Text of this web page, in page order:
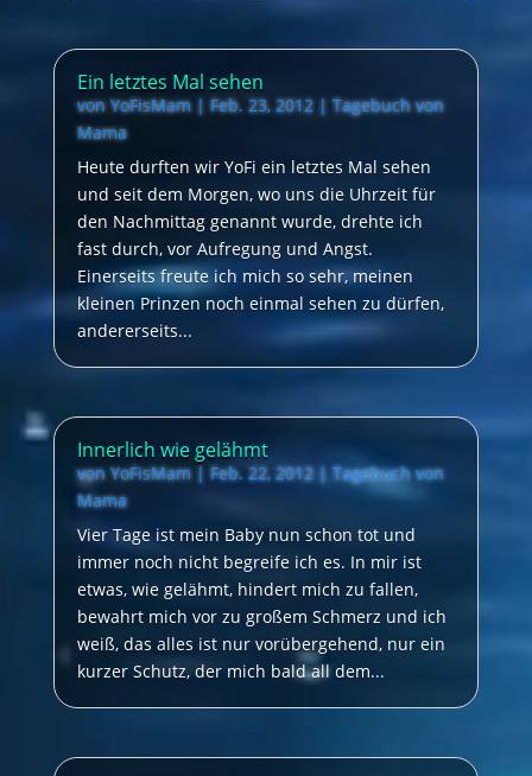
Ein letztes Mal sehen
vonYoFisMam|Feb. 23, 2012| Tagebuch von
Mama
Heute durften wir YoFi ein letztes Mal sehen
und seit dem Morgen, wo uns die Uhrzeit für
den Nachmittag genannt wurde, drehte ich
fast durch, vor Aufregung und Angst.
Einerseits freute ich mich so sehr, meinen
kleinen Prinzen noch einmal sehen zu dürfen,
andererseits...
Innerlich wie gelähmt
vonYoFisMam|Feb. 22, 2012| Tagebuch von
Mama
Vier Tage ist mein Baby nun schon tot und
immer noch nicht begreife ich es. In mir ist
etwas, wie gelähmt, hindert mich zu fallen,
bewahrt mich vor zu großem Schmerz und ich
weiß, das alles ist nur vorübergehend, nur ein
kurzer Schutz, der mich bald all dem...